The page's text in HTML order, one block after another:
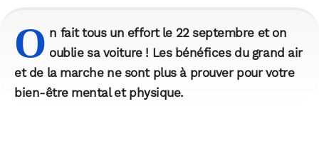
O n fait tous un effort le 22 septembreet on
oublie sa voiture ! Les bénéfices du grand air
et de la marche ne sont plus à prouver pour votre
bien-être mental et physique.